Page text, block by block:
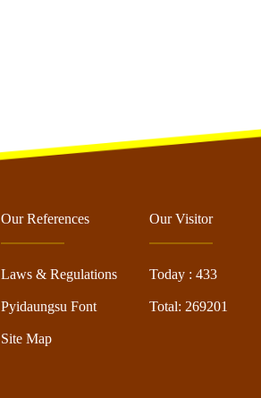
Our References
Laws & Regulations
Pyidaungsu Font
Site Map
Our Visitor
Today : 433
Total: 269201